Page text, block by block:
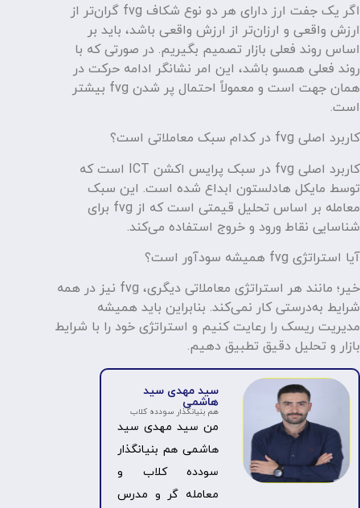
اگر یک جفت ارز دارای هر دو نوع شکاف fvg گران‌تر از
ارزش واقعی و ارزان‌تر از ارزش واقعی باشد، باید بر
اساس روند فعلی بازار تصمیم بگیریم. در صورتی که با
روند فعلی همسو باشد، این امر نشانگر ادامه حرکت در
همان جهت است و معمولاً احتمال پر شدن fvg بیشتر
است.
کاربرد اصلی fvg در کدام سبک معاملاتی است؟
کاربرد اصلی fvg در سبک پرایس اکشن ICT است که
توسط مایکل هادلستون ابداع شده است. این سبک
معامله بر اساس تحلیل قیمتی است که از fvg برای
شناسایی نقاط ورود و خروج استفاده می‌کند.
آیا استراتژی fvg همیشه سودآور است؟
خیر؛ مانند هر استراتژی معاملاتی دیگری، fvg نیز در همه
شرایط به‌درستی کار نمی‌کند. بنابراین باید همیشه
مدیریت ریسک را رعایت کنیم و استراتژی خود را با شرایط
بازار و تحلیل دقیق تطبیق دهیم.
سید مهدی سید
هاشمی
هم بنیانگذار سودده کلاب
من سید مهدی سید
هاشمی هم بنیانگذار
سودده کلاب و
معامله گر و مدرس